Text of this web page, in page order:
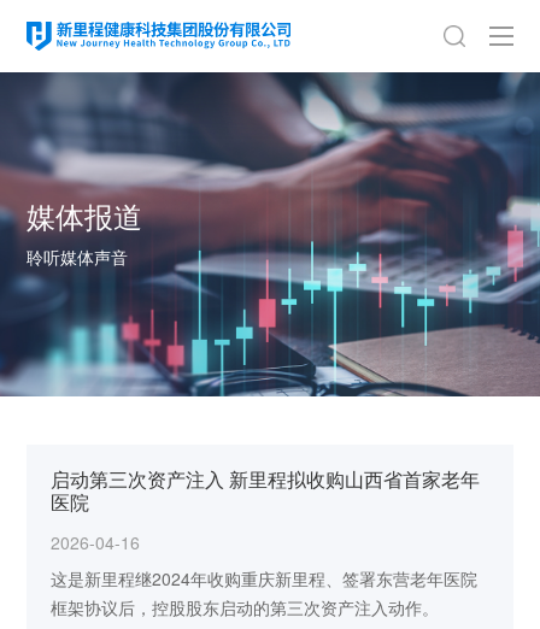
媒体报道
聆听媒体声音
启动第三次资产注入 新里程拟收购山西省首家老年
医院
2026-04-16
这是新里程继2024年收购重庆新里程、签署东营老年医院
框架协议后，控股股东启动的第三次资产注入动作。